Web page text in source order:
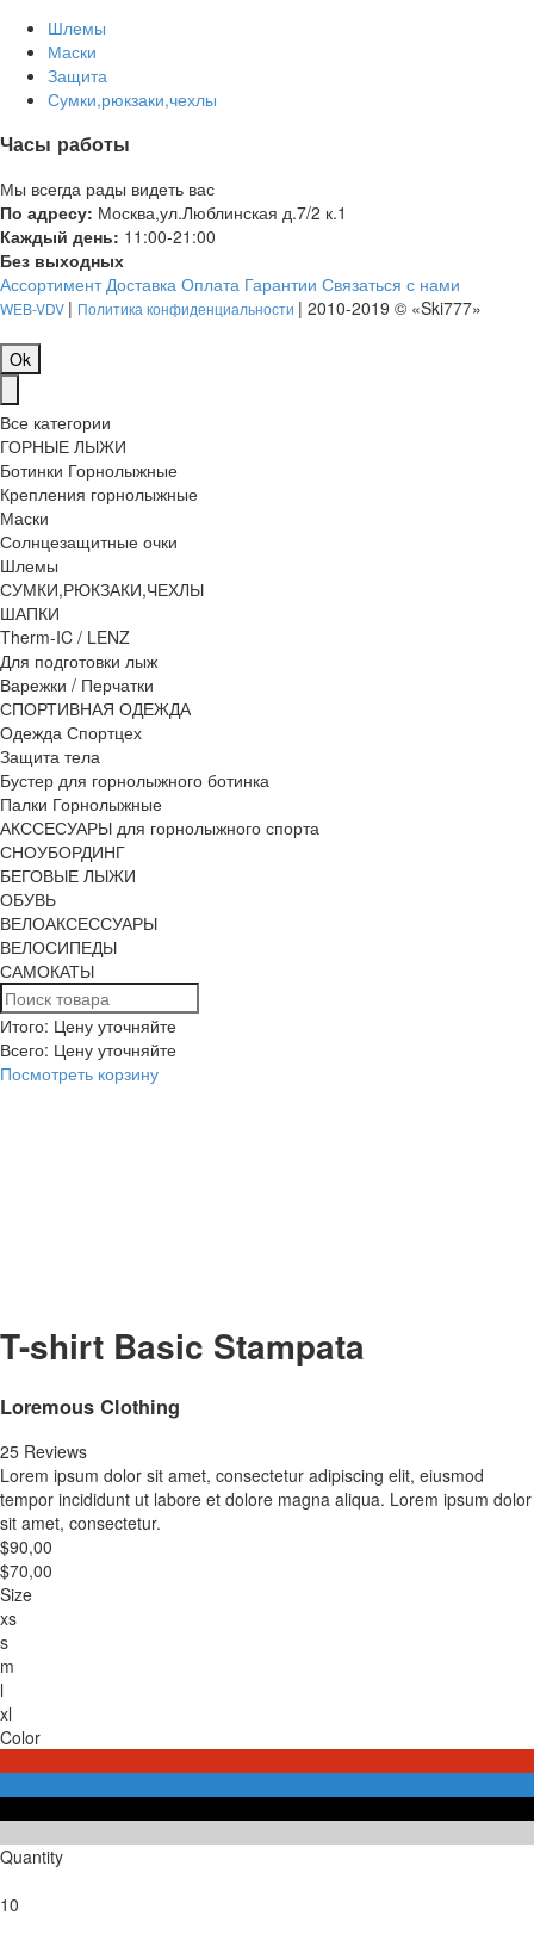
Шлемы
Маски
Защита
Сумки,рюкзаки,чехлы
Часы работы
Мы всегда рады видеть вас
По адресу: Москва,ул.Люблинская д.7/2 к.1
Каждый день: 11:00-21:00
Без выходных
Ассортимент Доставка Оплата Гарантии Связаться с нами
WEB-VDV | Политика конфиденциальности | 2010-2019 © «Ski777»
Ok
Все категории
ГОРНЫЕ ЛЫЖИ
Ботинки Горнолыжные
Крепления горнолыжные
Маски
Солнцезащитные очки
Шлемы
СУМКИ,РЮКЗАКИ,ЧЕХЛЫ
ШАПКИ
Therm-IC / LENZ
Для подготовки лыж
Варежки / Перчатки
СПОРТИВНАЯ ОДЕЖДА
Одежда Спортцех
Защита тела
Бустер для горнолыжного ботинка
Палки Горнолыжные
АКССЕСУАРЫ для горнолыжного спорта
СНОУБОРДИНГ
БЕГОВЫЕ ЛЫЖИ
ОБУВЬ
ВЕЛОАКСЕССУАРЫ
ВЕЛОСИПЕДЫ
САМОКАТЫ
Итого: Цену уточняйте
Всего: Цену уточняйте
Посмотреть корзину
T-shirt Basic Stampata
Loremous Clothing
25 Reviews
Lorem ipsum dolor sit amet, consectetur adipiscing elit, eiusmod
tempor incididunt ut labore et dolore magna aliqua. Lorem ipsum dolor
sit amet, consectetur.
$90,00
$70,00
Size
xs
s
m
l
xl
Color
Quantity
10